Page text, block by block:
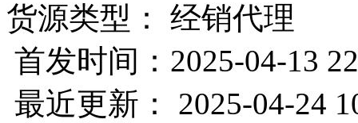
货源类型： 经销代理
首发时间：2025-04-13
最近更新： 2025-04-24